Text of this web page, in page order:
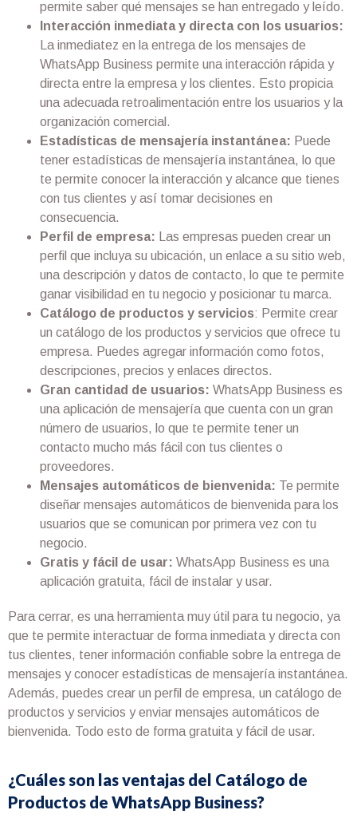
permite saber qué mensajes se han entregado y leído.
Interacción inmediata y directa con los usuarios:
La inmediatez en la entrega de los mensajes de
WhatsApp Business permite una interacción rápida y
directa entre la empresa y los clientes. Esto propicia
una adecuada retroalimentación entre los usuarios y la
organización comercial.
Estadísticas de mensajería instantánea: Puede
tener estadísticas de mensajería instantánea, lo que
te permite conocer la interacción y alcance que tienes
con tus clientes y así tomar decisiones en
consecuencia.
Perfil de empresa: Las empresas pueden crear un
perfil que incluya su ubicación, un enlace a su sitio web,
una descripción y datos de contacto, lo que te permite
ganar visibilidad en tu negocio y posicionar tu marca.
Catálogo de productos y servicios: Permite crear
un catálogo de los productos y servicios que ofrece tu
empresa. Puedes agregar información como fotos,
descripciones, precios y enlaces directos.
Gran cantidad de usuarios: WhatsApp Business es
una aplicación de mensajería que cuenta con un gran
número de usuarios, lo que te permite tener un
contacto mucho más fácil con tus clientes o
proveedores.
Mensajes automáticos de bienvenida: Te permite
diseñar mensajes automáticos de bienvenida para los
usuarios que se comunican por primera vez con tu
negocio.
Gratis y fácil de usar: WhatsApp Business es una
aplicación gratuita, fácil de instalar y usar.
Para cerrar, es una herramienta muy útil para tu negocio, ya
que te permite interactuar de forma inmediata y directa con
tus clientes, tener información confiable sobre la entrega de
mensajes y conocer estadísticas de mensajería instantánea.
Además, puedes crear un perfil de empresa, un catálogo de
productos y servicios y enviar mensajes automáticos de
bienvenida. Todo esto de forma gratuita y fácil de usar.
¿Cuáles son las ventajas del Catálogo de
Productos de WhatsApp Business?